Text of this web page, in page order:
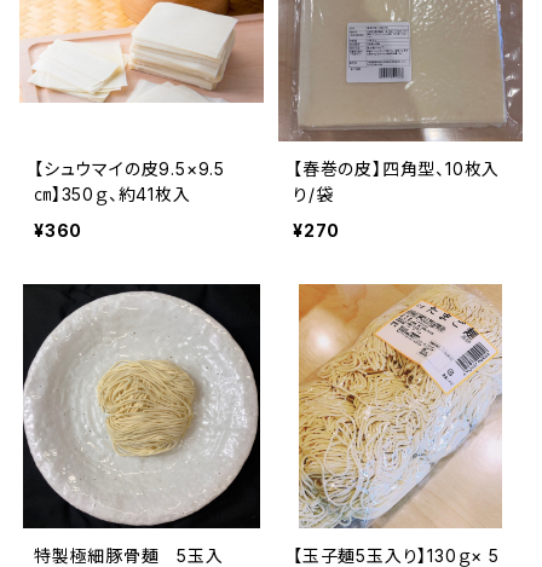
【シュウマイの皮9.5×9.5
㎝】350ｇ、約41枚入
¥360
【春巻の皮】四角型、10枚入
り/袋
¥270
特製極細豚骨麺 5玉入
【玉子麺5玉入り】130ｇ× 5